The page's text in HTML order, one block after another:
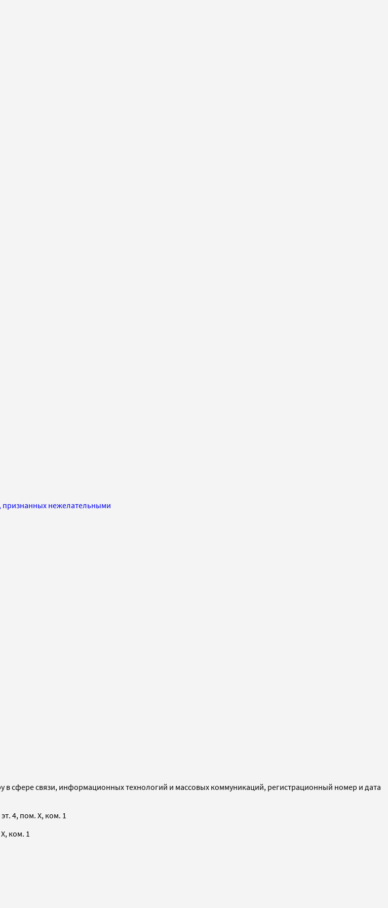
признанных нежелательными
в сфере связи, информационных технологий и массовых коммуникаций, регистрационный номер и дата
4, пом. X, ком. 1
ком. 1